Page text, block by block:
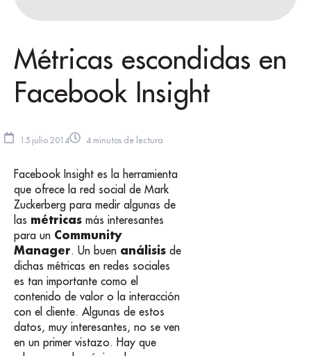
Métricas escondidas en
Facebook Insight
15 julio 2014 4 minutos de lectura
Facebook Insight es la herramienta
que ofrece la red social de Mark
Zuckerberg para medir algunas de
las métricas más interesantes
para un Community
Manager. Un buen análisis de
dichas métricas en redes sociales
es tan importante como el
contenido de valor o la interacción
con el cliente. Algunas de estos
datos, muy interesantes, no se ven
en un primer vistazo. Hay que